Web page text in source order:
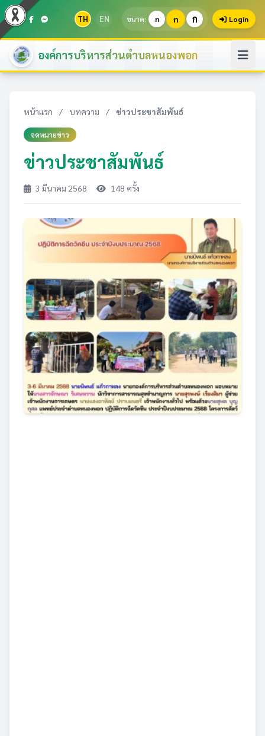
TH EN ขนาด: ก ก ก Login
องค์การบริหารส่วนตำบลหนองพอก
หน้าแรก / บทความ / ข่าวประชาสัมพันธ์
จดหมายข่าว
ข่าวประชาสัมพันธ์
3 มีนาคม 2568 148 ครั้ง